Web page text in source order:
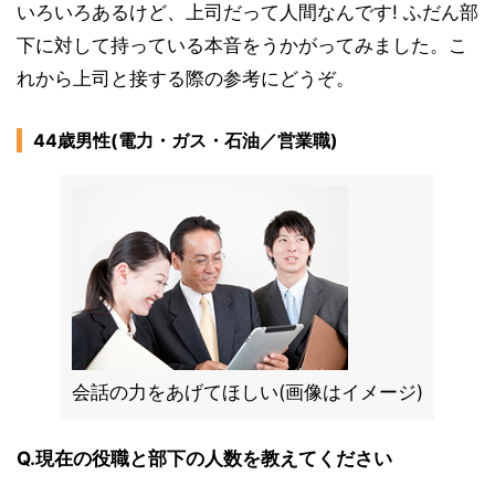
いろいろあるけど、上司だって人間なんです! ふだん部
下に対して持っている本音をうかがってみました。こ
れから上司と接する際の参考にどうぞ。
44歳男性(電力・ガス・石油／営業職)
会話の力をあげてほしい(画像はイメージ)
Q.現在の役職と部下の人数を教えてください